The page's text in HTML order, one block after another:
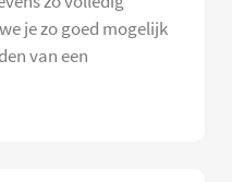
je zo goed mogelijk
van een